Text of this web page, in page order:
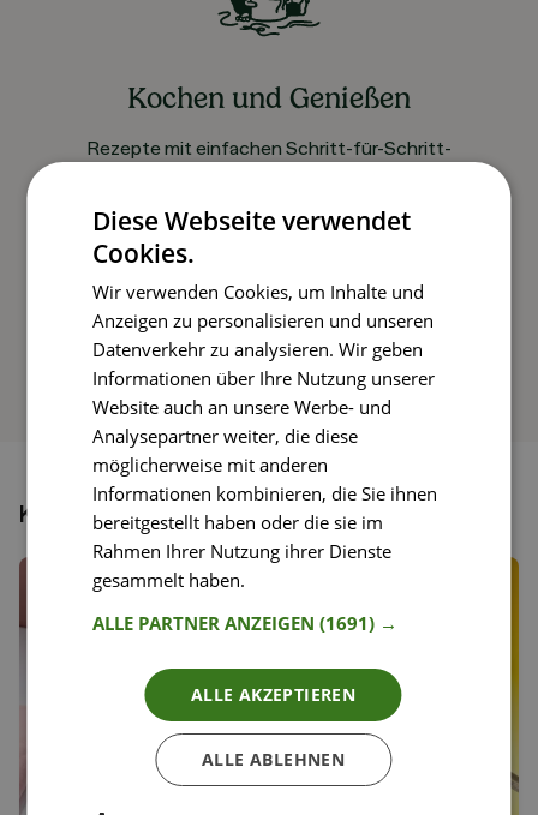
Kochen und Genießen
Rezepte mit einfachen Schritt-für-Schritt-
So funktioniert’s
Könnte dir auch gefallen
Diese Webseite verwendet
Cookies.
Wir verwenden Cookies, um Inhalte und
Anzeigen zu personalisieren und unseren
Datenverkehr zu analysieren. Wir geben
Informationen über Ihre Nutzung unserer
Website auch an unsere Werbe- und
Analysepartner weiter, die diese
möglicherweise mit anderen
Informationen kombinieren, die Sie ihnen
bereitgestellt haben oder die sie im
Rahmen Ihrer Nutzung ihrer Dienste
gesammelt haben.
ALLE PARTNER ANZEIGEN(1691) →
ALLE AKZEPTIEREN
ALLE ABLEHNEN